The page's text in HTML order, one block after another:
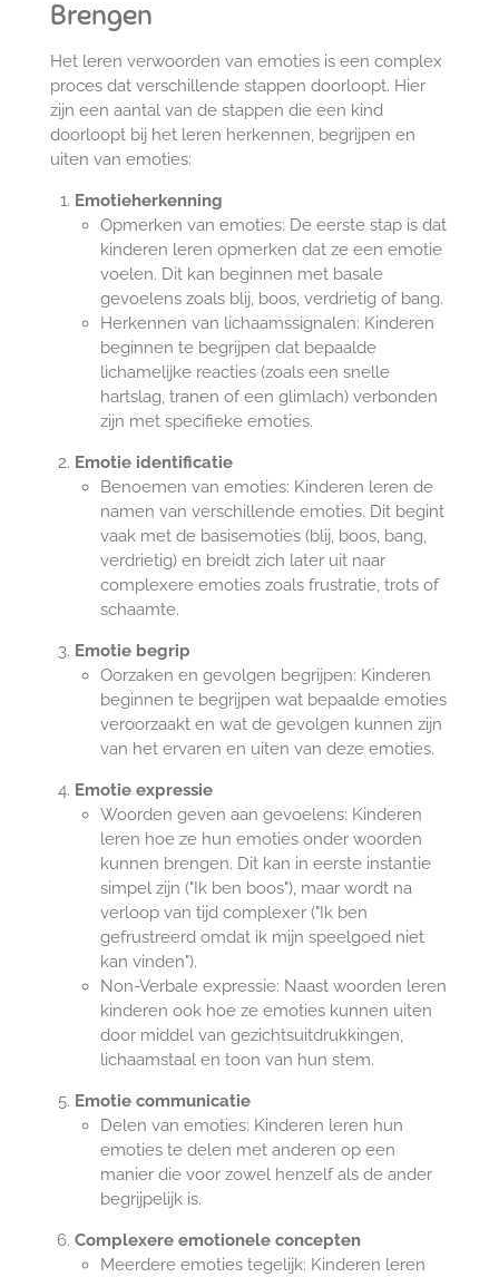
Brengen
Het leren verwoorden van emoties is een complex
proces dat verschillende stappen doorloopt. Hier
zijn een aantal van de stappen die een kind
doorloopt bij het leren herkennen, begrijpen en
uiten van emoties:
Emotieherkenning
Opmerken van emoties: De eerste stap is dat
kinderen leren opmerken dat ze een emotie
voelen. Dit kan beginnen met basale
gevoelens zoals blij, boos, verdrietig of bang.
Herkennen van lichaamssignalen: Kinderen
beginnen te begrijpen dat bepaalde
lichamelijke reacties (zoals een snelle
hartslag, tranen of een glimlach) verbonden
zijn met specifieke emoties.
Emotie identificatie
Benoemen van emoties: Kinderen leren de
namen van verschillende emoties. Dit begint
vaak met de basisemoties (blij, boos, bang,
verdrietig) en breidt zich later uit naar
complexere emoties zoals frustratie, trots of
schaamte.
Emotie begrip
Oorzaken en gevolgen begrijpen: Kinderen
beginnen te begrijpen wat bepaalde emoties
veroorzaakt en wat de gevolgen kunnen zijn
van het ervaren en uiten van deze emoties.
Emotie expressie
Woorden geven aan gevoelens: Kinderen
leren hoe ze hun emoties onder woorden
kunnen brengen. Dit kan in eerste instantie
simpel zijn ("Ik ben boos"), maar wordt na
verloop van tijd complexer ("Ik ben
gefrustreerd omdat ik mijn speelgoed niet
kan vinden").
Non-Verbale expressie: Naast woorden leren
kinderen ook hoe ze emoties kunnen uiten
door middel van gezichtsuitdrukkingen,
lichaamstaal en toon van hun stem.
Emotie communicatie
Delen van emoties: Kinderen leren hun
emoties te delen met anderen op een
manier die voor zowel henzelf als de ander
begrijpelijk is.
Complexere emotionele concepten
Meerdere emoties tegelijk: Kinderen leren